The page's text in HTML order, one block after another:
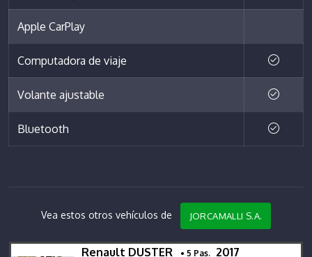
Apple CarPlay
Computadora de viaje
Volante ajustable
Bluetooth
Vea estos otros vehículos de JORCAMALLI S.A.
Renault DUSTER • 5 Pas. 2017